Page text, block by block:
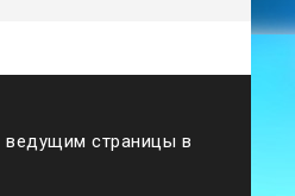
страницы в